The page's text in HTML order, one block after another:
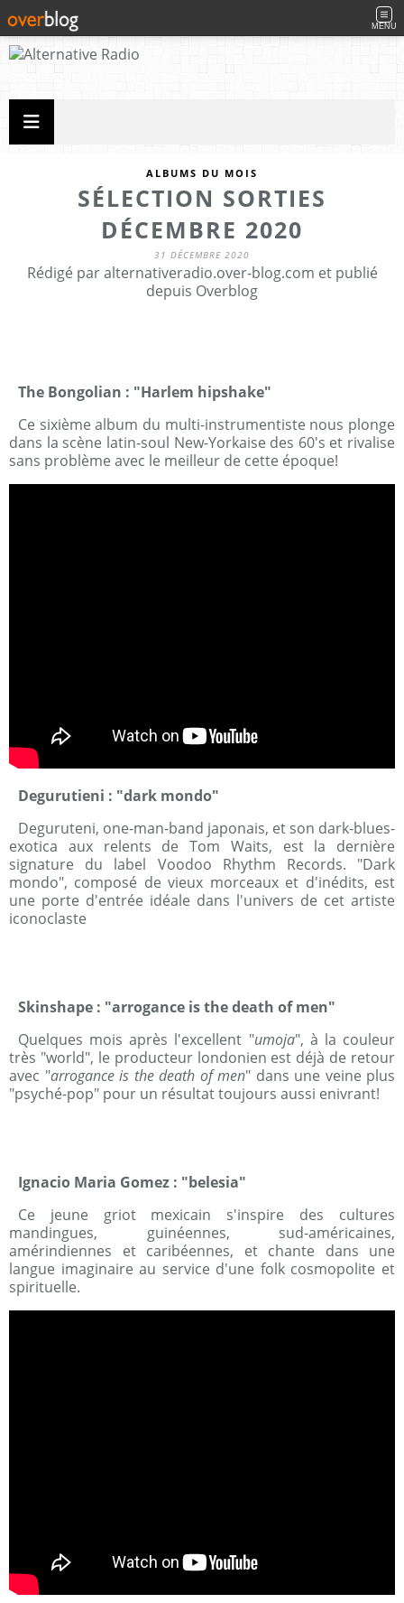
MENU
ALBUMS DU MOIS
SÉLECTION SORTIES
DÉCEMBRE 2020
31 DÉCEMBRE 2020
Rédigé par alternativeradio.over-blog.com et publié
depuis Overblog
The Bongolian : "Harlem hipshake"
Ce sixième album du multi-instrumentiste nous plonge
dans la scène latin-soul New-Yorkaise des 60's et rivalise
sans problème avec le meilleur de cette époque!
Degurutieni : "dark mondo"
Deguruteni, one-man-band japonais, et son dark-blues-
exotica aux relents de Tom Waits, est la dernière
signature du label Voodoo Rhythm Records. "Dark
mondo", composé de vieux morceaux et d'inédits, est
une porte d'entrée idéale dans l'univers de cet artiste
iconoclaste
Skinshape : "arrogance is the death of men"
Quelques mois après l'excellent "umoja", à la couleur
très "world", le producteur londonien est déjà de retour
avec "arrogance is the death of men" dans une veine plus
"psyché-pop" pour un résultat toujours aussi enivrant!
Ignacio Maria Gomez : "belesia"
Ce jeune griot mexicain s'inspire des cultures
mandingues, guinéennes, sud-américaines,
amérindiennes et caribéennes, et chante dans une
langue imaginaire au service d'une folk cosmopolite et
spirituelle.